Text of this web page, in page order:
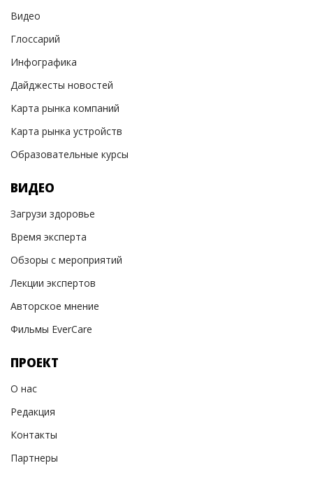
Видео
Глоссарий
Инфографика
Дайджесты новостей
Карта рынка компаний
Карта рынка устройств
Образовательные курсы
ВИДЕО
Загрузи здоровье
Время эксперта
Обзоры с мероприятий
Лекции экспертов
Авторское мнение
Фильмы EverCare
ПРОЕКТ
О нас
Редакция
Контакты
Партнеры